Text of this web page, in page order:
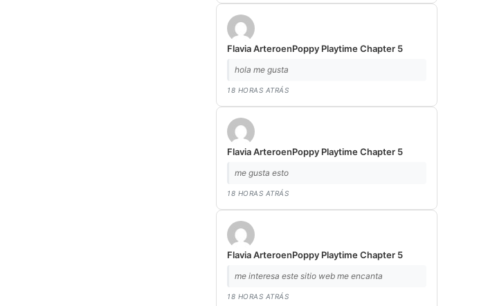
Flavia ArteroenPoppy Playtime Chapter 5
hola me gusta
18 HORAS ATRÁS
Flavia ArteroenPoppy Playtime Chapter 5
me gusta esto
18 HORAS ATRÁS
Flavia ArteroenPoppy Playtime Chapter 5
me interesa este sitio web me encanta
18 HORAS ATRÁS